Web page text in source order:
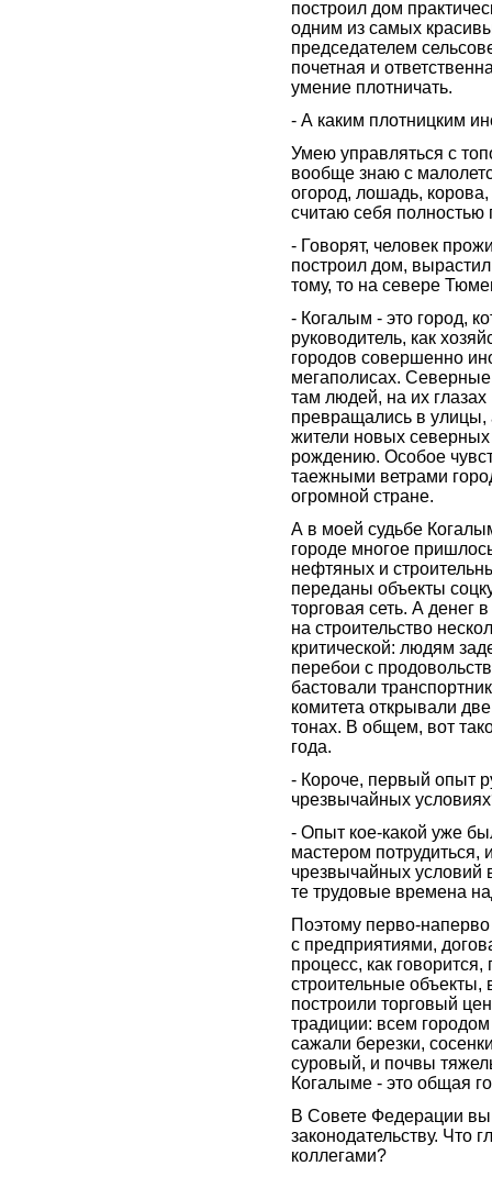
построил дом
одним из самых
председателем
почетная и
умение плотничать.
- А каким плотницким
Умею управляться с
вообще знаю с
огород, лошадь,
считаю себя полностью
- Говорят, человек
построил дом,
тому, то на севере
- Когалым - это город,
руководитель, как
городов совершенно
мегаполисах.
там людей, на их
превращались в улицы,
жители новых северных
рождению. Особое
таежными ветрами
огромной стране.
А в моей судьбе
городе многое
нефтяных и
переданы объекты
торговая сеть. А денег
на строительство
критической: людям
перебои с
бастовали
комитета открывали
тонах. В общем, вот
года.
- Короче, первый опыт
чрезвычайных
- Опыт кое-какой уже
мастером потрудиться,
чрезвычайных
те трудовые времена
Поэтому перво-
с предприятиями,
процесс, как
строительные объекты,
построили торговый
традиции: всем
сажали березки,
суровый, и почвы
Когалыме - это общая
В Совете Федерации вы
законодательству. Что
коллегами?